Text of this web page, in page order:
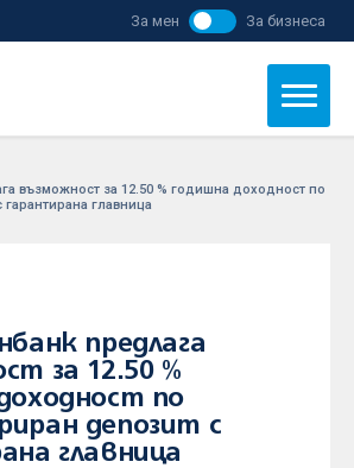
За мен За бизнеса
възможност за 12.50 % годишна доходност по
гарантирана главница
предлага
за 12.50 %
по
депозит с
главница